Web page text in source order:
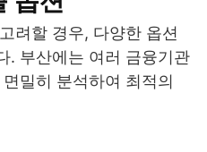
려할 경우, 다양한 옵션
. 부산에는 여러 금융기관
밀히 분석하여 최적의